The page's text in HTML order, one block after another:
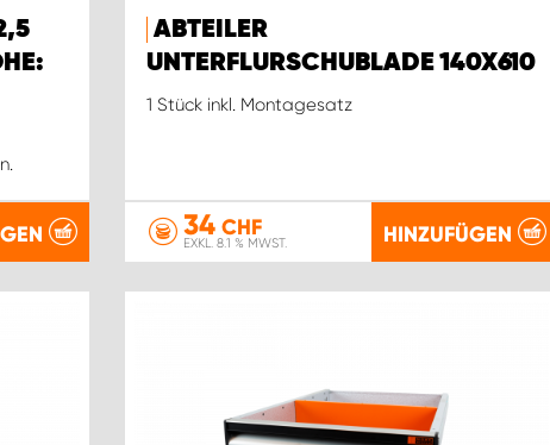
ABTEILER
UNTERFLURSCHUBLADE 140X610
1 Stück inkl. Montagesatz
34CHF
EXKL. 8.1 % MWST. HINZUFÜGEN